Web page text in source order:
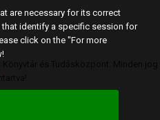
are necessary for its correct
identify a specific session for
click on the "For more